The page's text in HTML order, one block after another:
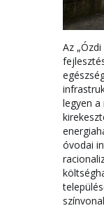
Az
legyen
óvodai